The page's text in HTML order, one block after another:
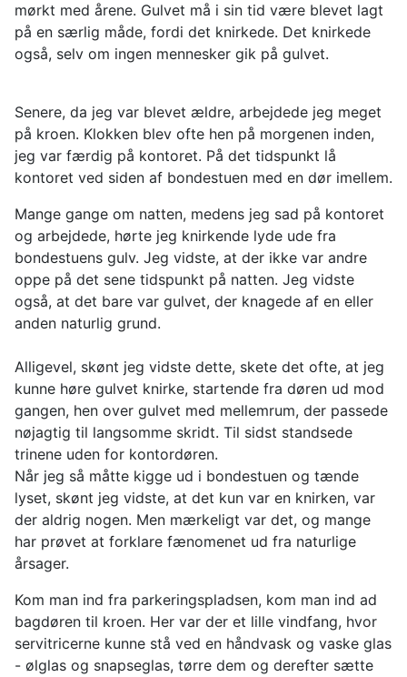
mørkt med årene. Gulvet må i sin tid være blevet lagt
på en særlig måde, fordi det knirkede. Det knirkede
også, selv om ingen mennesker gik på gulvet.
Senere, da jeg var blevet ældre, arbejdede jeg meget
på kroen. Klokken blev ofte hen på morgenen inden,
jeg var færdig på kontoret. På det tidspunkt lå
kontoret ved siden af bondestuen med en dør imellem.
Mange gange om natten, medens jeg sad på kontoret
og arbejdede, hørte jeg knirkende lyde ude fra
bondestuens gulv. Jeg vidste, at der ikke var andre
oppe på det sene tidspunkt på natten. Jeg vidste
også, at det bare var gulvet, der knagede af en eller
anden naturlig grund.
Alligevel, skønt jeg vidste dette, skete det ofte, at jeg
kunne høre gulvet knirke, startende fra døren ud mod
gangen, hen over gulvet med mellemrum, der passede
nøjagtig til langsomme skridt. Til sidst standsede
trinene uden for kontordøren.
Når jeg så måtte kigge ud i bondestuen og tænde
lyset, skønt jeg vidste, at det kun var en knirken, var
der aldrig nogen. Men mærkeligt var det, og mange
har prøvet at forklare fænomenet ud fra naturlige
årsager.
Kom man ind fra parkeringspladsen, kom man ind ad
bagdøren til kroen. Her var der et lille vindfang, hvor
servitricerne kunne stå ved en håndvask og vaske glas
- ølglas og snapseglas, tørre dem og derefter sætte